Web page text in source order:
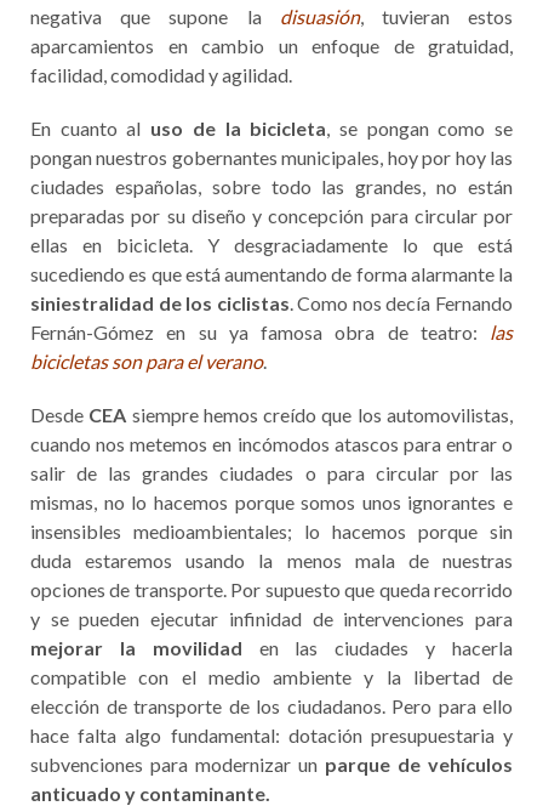
negativa que supone la disuasión, tuvieran estos
aparcamientos en cambio un enfoque de gratuidad,
facilidad, comodidad y agilidad.
En cuanto al uso de la bicicleta, se pongan como se
pongan nuestros gobernantes municipales, hoy por hoy las
ciudades españolas, sobre todo las grandes, no están
preparadas por su diseño y concepción para circular por
ellas en bicicleta. Y desgraciadamente lo que está
sucediendo es que está aumentando de forma alarmante la
siniestralidad de los ciclistas. Como nos decía Fernando
Fernán-Gómez en su ya famosa obra de teatro: las
bicicletas son para el verano.
Desde CEA siempre hemos creído que los automovilistas,
cuando nos metemos en incómodos atascos para entrar o
salir de las grandes ciudades o para circular por las
mismas, no lo hacemos porque somos unos ignorantes e
insensibles medioambientales; lo hacemos porque sin
duda estaremos usando la menos mala de nuestras
opciones de transporte. Por supuesto que queda recorrido
y se pueden ejecutar infinidad de intervenciones para
mejorar la movilidad en las ciudades y hacerla
compatible con el medio ambiente y la libertad de
elección de transporte de los ciudadanos. Pero para ello
hace falta algo fundamental: dotación presupuestaria y
subvenciones para modernizar un parque de vehículos
anticuado y contaminante.